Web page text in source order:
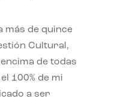
más de quince
Cultural,
de todas
100% de mi
a ser